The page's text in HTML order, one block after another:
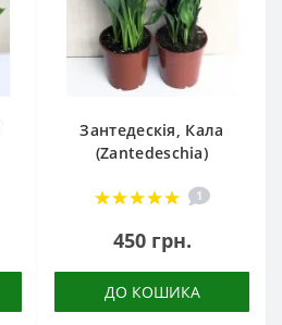
Зантедескія, Кала
(Zantedeschia)
1
450 грн.
ДО КОШИКА